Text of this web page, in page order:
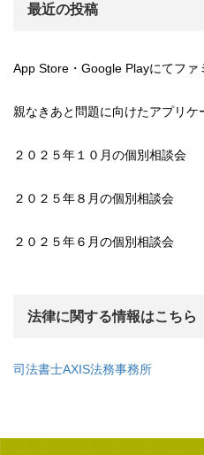
最近の投稿
App Store・Google Playにてファ
親なきあと問題に向けたアプリケ
２０２５年１０月の個別相談会
２０２５年８月の個別相談会
２０２５年６月の個別相談会
法律に関する情報はこちら
司法書士AXIS法務事務所